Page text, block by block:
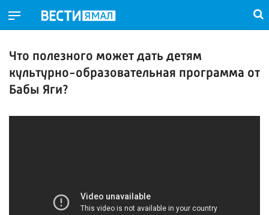
Что полезного может дать детям
культурно-образовательная программа от
Бабы Яги?